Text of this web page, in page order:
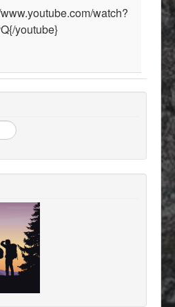
watch?
youtube}